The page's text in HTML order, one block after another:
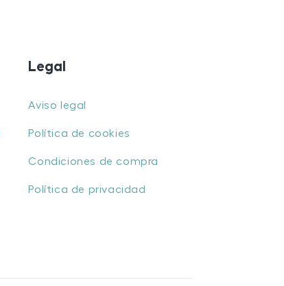
Legal
Aviso legal
Política de cookies
Condiciones de compra
Política de privacidad